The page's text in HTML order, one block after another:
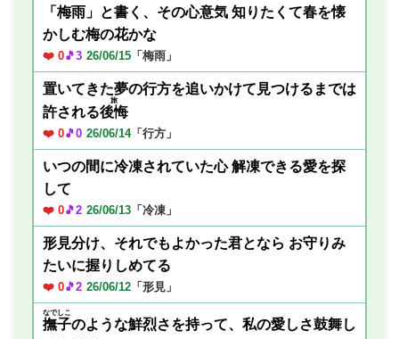
「梅雨」と書く、その心意気 知りたくて春を懐
かしむ梅の花かな
❤️ 0🎵3 26/06/15 「梅雨」
置いてきた夢の行方を追いかけて見つけるまでは
許される後悔
旅
❤️ 0🎵0 26/06/14「行方」
いつの間に冷凍されていた心 解凍できる愛を探
して
❤️ 0🎵2 26/06/13 「冷凍」
形見分け、それでもよかった君となら お守りみ
たいに握りしめてる
❤️ 0🎵2 26/06/12 「形見」
撫子
なでしこ
のような鮮烈さを持って、私の愛しさ鼓舞し